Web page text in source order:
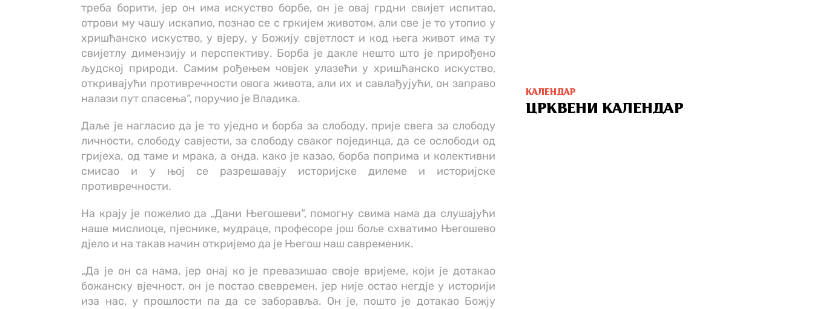
треба борити, јер он има искуство борбе, он је овај грдни свијет испитао,
отрови му чашу искапио, познао се с гркијем животом, али све је то утопио у
хришћанско искуство, у вјеру, у Божију свјетлост и код њега живот има ту
свијетлу димензију и перспективу. Борба је дакле нешто што је прирођено
људској природи. Самим рођењем човјек улазећи у хришћанско искуство,
откривајући противречности овога живота, али их и савлађујући, он заправо
налази пут спасења“, поручио је Владика.
Даље је нагласио да је то уједно и борба за слободу, прије свега за слободу
личности, слободу савјести, за слободу сваког појединца, да се ослободи од
гријеха, од таме и мрака, а онда, како је казао, борба поприма и колективни
смисао и у њој се разрешавају историјске дилеме и историјске
противречности.
На крају је пожелио да „Дани Његошеви“, помогну свима нама да слушајући
наше мислиоце, пјеснике, мудраце, професоре још боље схватимо Његошево
дјело и на такав начин откријемо да је Његош наш савременик.
„Да је он са нама, јер онај ко је превазишао своје вријеме, који је дотакао
божанску вјечност, он је постао свевремен, јер није остао негдје у историји
иза нас, у прошлости па да се заборавља. Он је, пошто је дотакао Божју
КАЛЕНДАР
ЦРКВЕНИ КАЛЕНДАР